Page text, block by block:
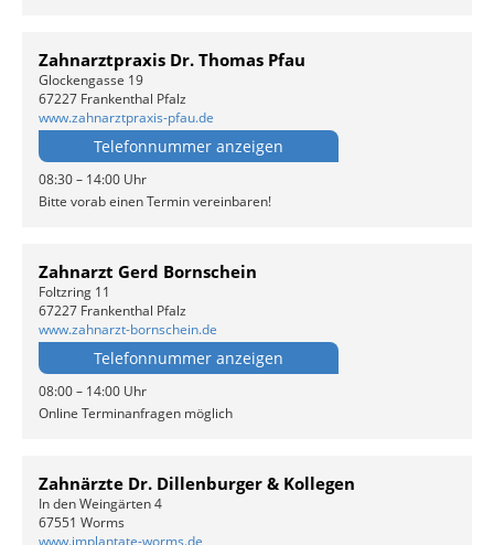
Zahnarztpraxis Dr. Thomas Pfau
Glockengasse 19
67227 Frankenthal Pfalz
www.zahnarztpraxis-pfau.de
Telefonnummer anzeigen
08:30 – 14:00 Uhr
Bitte vorab einen Termin vereinbaren!
Zahnarzt Gerd Bornschein
Foltzring 11
67227 Frankenthal Pfalz
www.zahnarzt-bornschein.de
Telefonnummer anzeigen
08:00 – 14:00 Uhr
Online Terminanfragen möglich
Zahnärzte Dr. Dillenburger & Kollegen
In den Weingärten 4
67551 Worms
www.implantate-worms.de